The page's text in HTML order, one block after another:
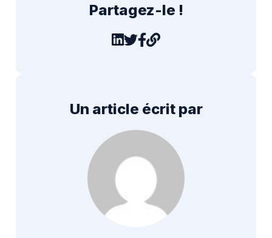
Partagez-le !
Un article écrit par